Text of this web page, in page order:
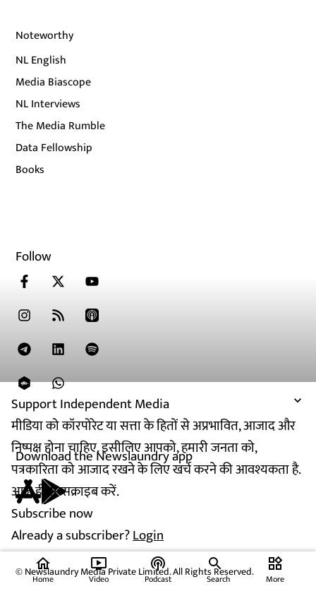
Support Independent Media
मीडिया को कॉरपोरेट या सत्ता के हितों से अप्रभावित, आजाद और
निष्पक्ष होना चाहिए. इसीलिए आपको, हमारी जनता को,
पत्रकारिता को आजाद रखने के लिए खर्च करने की आवश्यकता है.
आज ही सब्सक्राइब करें.
Subscribe now
Already a subscriber?Login
Noteworthy
NL English
Media Biascope
NL Interviews
The Media Rumble
Data Fellowship
Books
Follow
Download the Newslaundry app
© Newslaundry Media Private Limited. All Rights Reserved.
home
Home
ondemand_video
Video
podcasts
Podcast Search
widgets
More